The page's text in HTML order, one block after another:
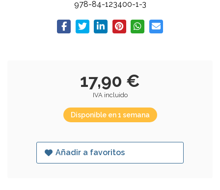
978-84-123400-1-3
17,90 €
IVA incluido
Disponible en 1 semana
Añadir a favoritos